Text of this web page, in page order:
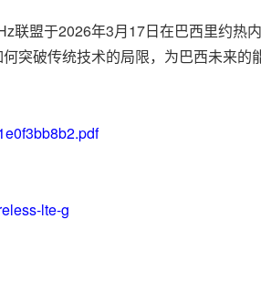
盟于2026年3月17日在巴西里约热
突破传统技术的局限，为巴西未来的
lte-g